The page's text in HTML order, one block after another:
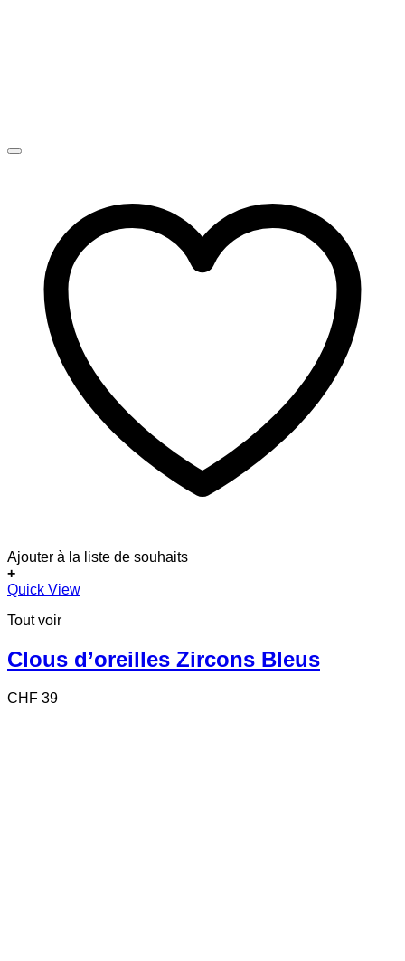
Ajouter à la liste de souhaits
+
Quick View
Tout voir
Clous d’oreilles Zircons Bleus
CHF 39